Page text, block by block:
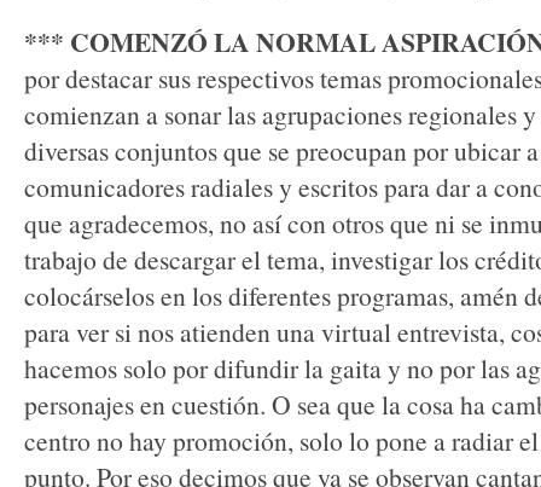
*** COMENZÓ LA NORMAL
por destacar sus respectivos temas
comienzan a sonar las agrupaciones regionales
diversas conjuntos que se preocupan por ubicar
comunicadores radiales y escritos para dar a
que agradecemos, no así con otros que ni se
trabajo de descargar el tema, investigar los
colocárselos en los diferentes programas, amén
para ver si nos atienden una virtual entrevista,
hacemos solo por difundir la gaita y no por las
personajes en cuestión. O sea que la cosa ha
centro no hay promoción, solo lo pone a radiar
punto. Por eso decimos que ya se observan